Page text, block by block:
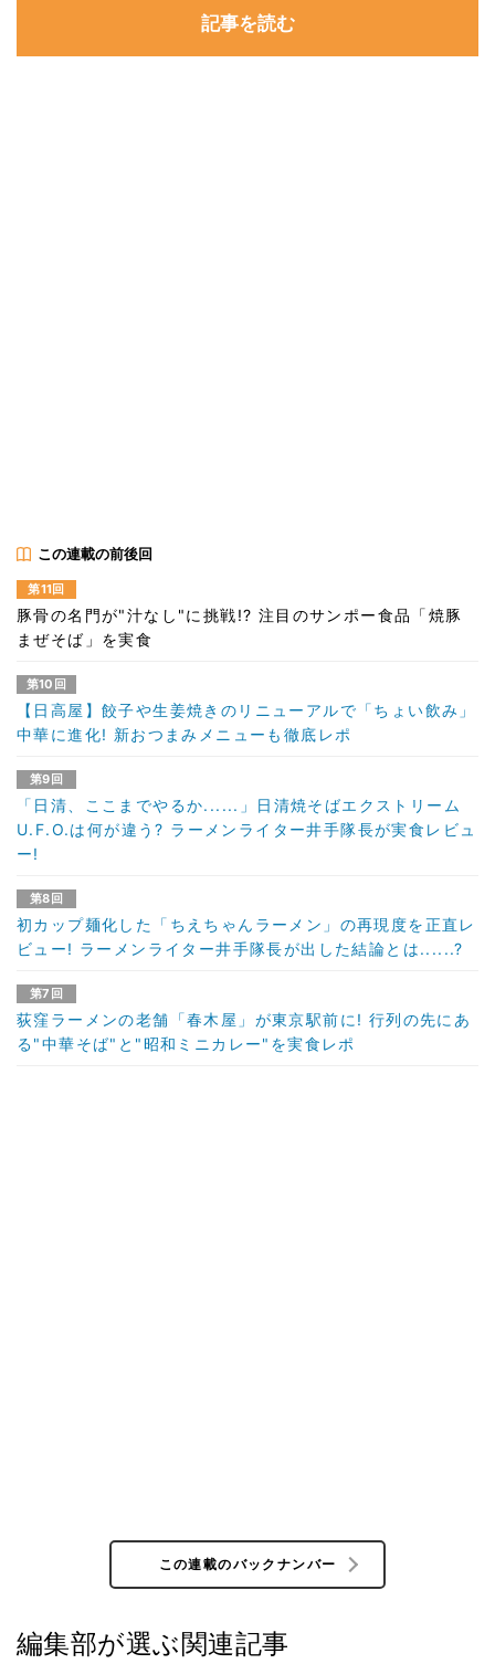
記事を読む
この連載の前後回
第11回
豚骨の名門が"汁なし"に挑戦!? 注目のサンポー食品「焼豚
まぜそば」を実食
第10回
【日高屋】餃子や生姜焼きのリニューアルで「ちょい飲み」
中華に進化! 新おつまみメニューも徹底レポ
第9回
「日清、ここまでやるか......」日清焼そばエクストリーム
U.F.O.は何が違う? ラーメンライター井手隊長が実食レビュ
ー!
第8回
初カップ麺化した「ちえちゃんラーメン」の再現度を正直レ
ビュー! ラーメンライター井手隊長が出した結論とは......?
第7回
荻窪ラーメンの老舗「春木屋」が東京駅前に! 行列の先にあ
る"中華そば"と"昭和ミニカレー"を実食レポ
この連載のバックナンバー
編集部が選ぶ関連記事